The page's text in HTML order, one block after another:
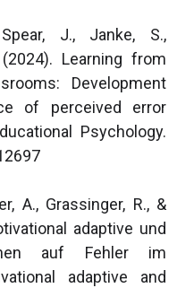
J., Janke, S.,
Learning from
Development
of perceived error
Psychology.
A., Grassinger, R., &
adaptive und
auf Fehler im
adaptive and